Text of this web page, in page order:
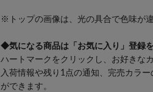
※トップの画像は、光の具合で色味が
◆気になる商品は「お気に入り」登録
ハートマークをクリックし、お好きな
入荷情報や残り1点の通知、完売カラ
ができます。